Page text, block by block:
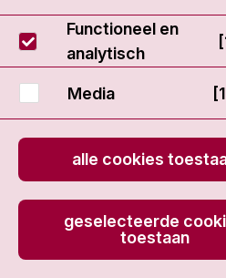
Direct naar
nki.nl
AVL Foundation
Werken bij AVL
Functioneel en
analytisch
Media
alle cookies
geselecteerde
toestaan